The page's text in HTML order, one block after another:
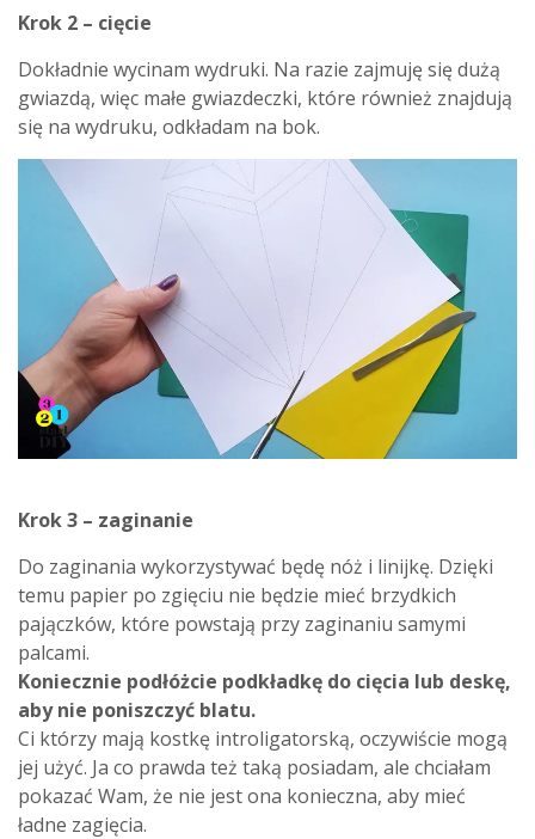
Krok 2 – cięcie
Dokładnie wycinam wydruki. Na razie zajmuję się dużą
gwiazdą, więc małe gwiazdeczki, które również znajdują
się na wydruku, odkładam na bok.
Krok 3 – zaginanie
Do zaginania wykorzystywać będę nóż i linijkę. Dzięki
temu papier po zgięciu nie będzie mieć brzydkich
pajączków, które powstają przy zaginaniu samymi
palcami.
Koniecznie podłóżcie podkładkę do cięcia lub deskę,
aby nie poniszczyć blatu.
Ci którzy mają kostkę introligatorską, oczywiście mogą
jej użyć. Ja co prawda też taką posiadam, ale chciałam
pokazać Wam, że nie jest ona konieczna, aby mieć
ładne zagięcia.